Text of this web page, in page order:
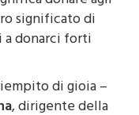
donare agli
significato di
donarci forti
di gioia –